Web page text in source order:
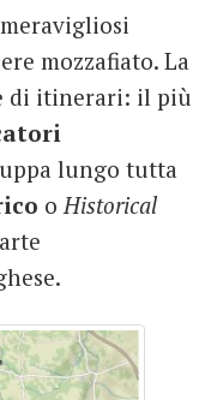
mozzafiato. La
di itinerari: il più
lungo tutta
o Historical